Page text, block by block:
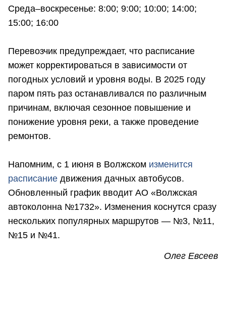
Среда–воскресенье: 8:00; 9:00; 10:00; 14:00;
15:00; 16:00
Перевозчик предупреждает, что расписание
может корректироваться в зависимости от
погодных условий и уровня воды. В 2025 году
паром пять раз останавливался по различным
причинам, включая сезонное повышение и
понижение уровня реки, а также проведение
ремонтов.
Напомним, с 1 июня в Волжском изменится
расписание движения дачных автобусов.
Обновленный график вводит АО «Волжская
автоколонна №1732». Изменения коснутся сразу
нескольких популярных маршрутов — №3, №11,
№15 и №41.
Олег Евсеев